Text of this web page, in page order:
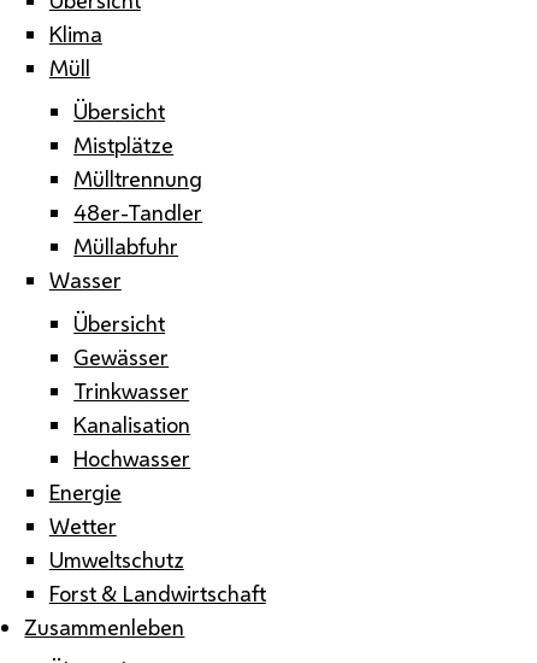
Klima
Müll
Übersicht
Mistplätze
Mülltrennung
48er-Tandler
Müllabfuhr
Wasser
Übersicht
Gewässer
Trinkwasser
Kanalisation
Hochwasser
Energie
Wetter
Umweltschutz
Forst & Landwirtschaft
Zusammenleben